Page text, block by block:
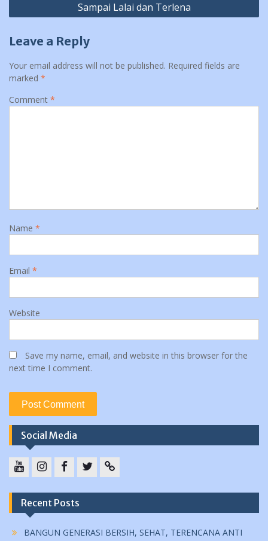
Sampai Lalai dan Terlena
Leave a Reply
Your email address will not be published. Required fields are
marked *
Comment *
Name *
Email *
Website
Save my name, email, and website in this browser for the
next time I comment.
Social Media
Recent Posts
BANGUN GENERASI BERSIH, SEHAT, TERENCANA ANTI